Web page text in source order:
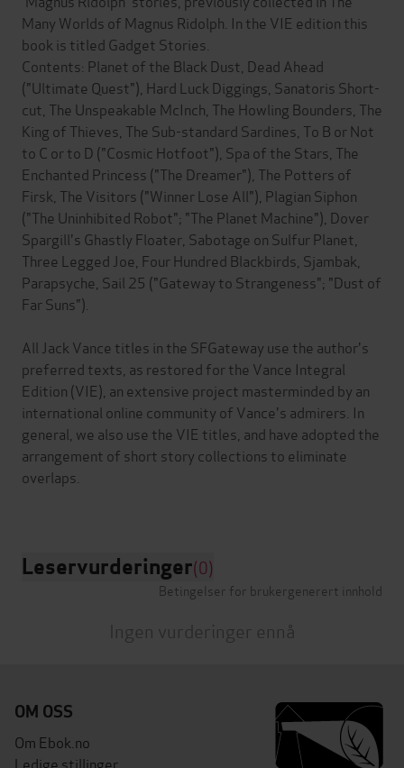
Many Worlds of Magnus Ridolph. In the VIE edition this
book is titled Gadget Stories.
Contents: Planet of the Black Dust, Dead Ahead
("Ultimate Quest"), Hard Luck Diggings, Sanatoris Short-
cut, The Unspeakable McInch, The Howling Bounders, The
King of Thieves, The Sub-standard Sardines, To B or Not
to C or to D ("Cosmic Hotfoot"), Spa of the Stars, The
Enchanted Princess ("The Dreamer"), The Potters of
Firsk, The Visitors ("Winner Lose All"), Plagian Siphon
("The Uninhibited Robot"; "The Planet Machine"), Dover
Spargill's Ghastly Floater, Sabotage on Sulfur Planet,
Three Legged Joe, Four Hundred Blackbirds, Sjambak,
Parapsyche, Sail 25 ("Gateway to Strangeness"; "Dust of
Far Suns").
All Jack Vance titles in the SFGateway use the author's
preferred texts, as restored for the Vance Integral
Edition (VIE), an extensive project masterminded by an
international online community of Vance's admirers. In
general, we also use the VIE titles, and have adopted the
arrangement of short story collections to eliminate
overlaps.
Leservurderinger(0)
Betingelser for brukergenerert innhold
Ingen vurderinger ennå
OM OSS
Om Ebok.no
Ledige stillinger